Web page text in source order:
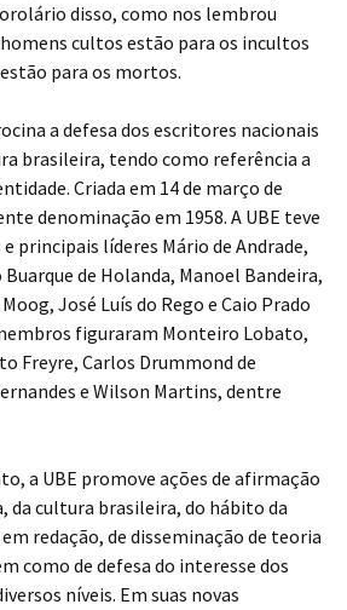
disso, como nos lembrou
cultos estão para os incultos
para os mortos.
a defesa dos escritores nacionais
brasileira, tendo como referência a
Criada em 14 de março de
denominação em 1958. A UBE teve
principais líderes Mário de Andrade,
de Holanda, Manoel Bandeira,
José Luís do Rego e Caio Prado
figuraram Monteiro Lobato,
Freyre, Carlos Drummond de
e Wilson Martins, dentre
a UBE promove ações de afirmação
da cultura brasileira, do hábito da
redação, de disseminação de teoria
como de defesa do interesse dos
níveis. Em suas novas